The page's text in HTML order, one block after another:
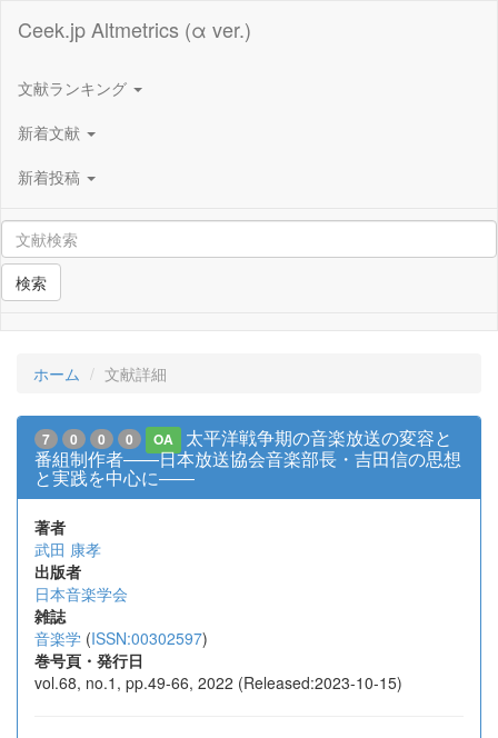
Ceek.jp Altmetrics (α ver.)
文献ランキング
新着文献
新着投稿
検索
ホーム 文献詳細
7 0 0 0 OA
太平洋戦争期の音楽放送の変容と
番組制作者――日本放送協会音楽部長・吉田信の思想
と実践を中心に――
著者
武田 康孝
出版者
日本音楽学会
雑誌
音楽学 (ISSN:00302597)
巻号頁・発行日
vol.68, no.1, pp.49-66, 2022 (Released:2023-10-15)